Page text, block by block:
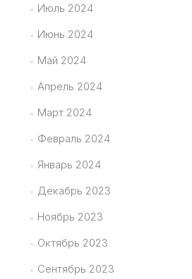
Июль 2024
Июнь 2024
Май 2024
Апрель 2024
Март 2024
Февраль 2024
Январь 2024
Декабрь 2023
Ноябрь 2023
Октябрь 2023
Сентябрь 2023